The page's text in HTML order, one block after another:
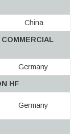
China
Germany
HF
Germany